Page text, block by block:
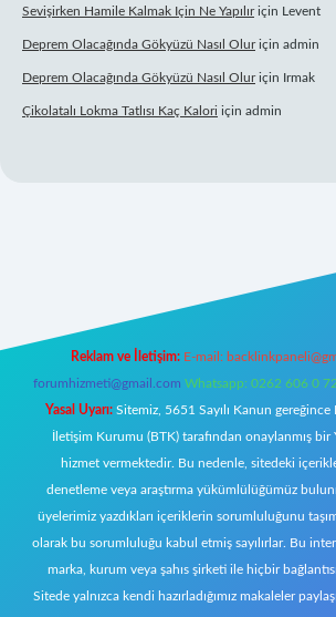
Sevişirken Hamile Kalmak Için Ne Yapılıriçin Levent
Deprem Olacağında Gökyüzü Nasıl Oluriçin admin
Deprem Olacağında Gökyüzü Nasıl Oluriçin Irmak
Çikolatalı Lokma Tatlısı Kaç Kalori için admin
Reklam ve İletişim: E-mail:
forumhizmeti@gmail.com Whatsapp: 0262 606 0
Yasal Uyarı: Sitemiz, 5651 Sayılı Kanun
İletişim Kurumu (BTK) tarafından onaylanmış bir
hizmet vermektedir. Bu nedenle, sitedeki
denetleme veya araştırma yükümlülüğümüz
üyelerimiz yazdıkları içeriklerin sorumluluğunu
olarak bu sorumluluğu kabul etmiş sayılırlar. Bu
marka, kurum veya şahıs şirketi ile hiçbir
Sitede yalnızca kendi hazırladığımız makaleler